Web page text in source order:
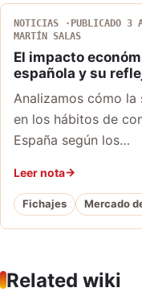
NOTICIAS PUBLICADO 3
MARTÍN SALAS
El impacto
española y su
Analizamos cómo
en los hábitos de
España según los…
Leer nota
Fichajes Mercado
Related wiki